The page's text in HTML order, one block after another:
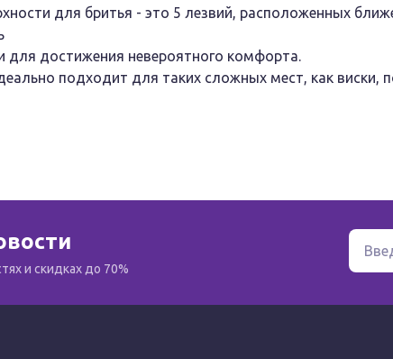
для бритья - это 5 лезвий, расположенных
для достижения невероятного комфорта.
подходит для таких сложных мест, как виски,
и скидках до 70%